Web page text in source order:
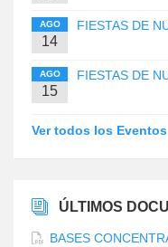
AGO
14
FIESTAS DE
AGO
15
FIESTAS DE
Ver todos los Eventos
ÚLTIMOS
BASES